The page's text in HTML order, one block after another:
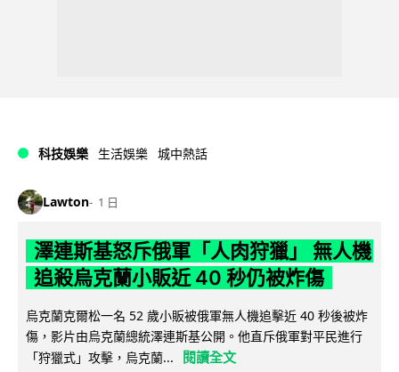
科技娛樂 生活娛樂 城中熱話
Lawton 1 日
澤連斯基怒斥俄軍「人肉狩獵」 無人機
追殺烏克蘭小販近 40 秒仍被炸傷
烏克蘭克爾松一名 52 歲小販被俄軍無人機追擊近 40 秒後被炸
傷，影片由烏克蘭總統澤連斯基公開。他直斥俄軍對平民進行
「狩獵式」攻擊，烏克蘭...
閱讀全文